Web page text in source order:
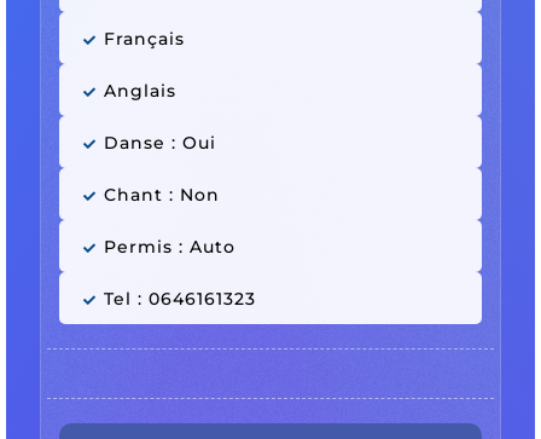
Français
Anglais
Danse : Oui
Chant : Non
Permis : Auto
Tel : 0646161323